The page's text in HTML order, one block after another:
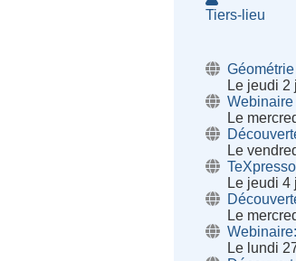
Tiers-lieu
Le jeudi 2
Le
Le
Le jeudi 4
Le
Le lundi